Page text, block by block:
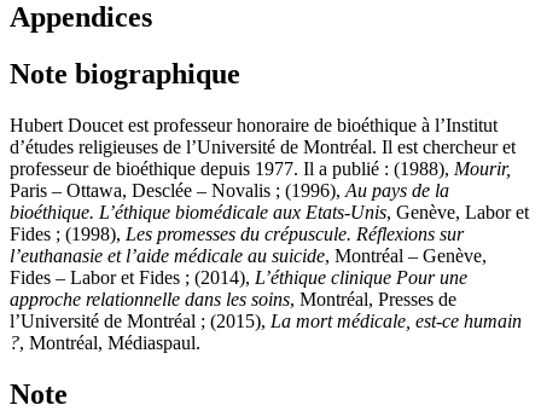
Appendices
Note biographique
Hubert Doucet est professeur honoraire de bioéthique à l’Institut
d’études religieuses de l’Université de Montréal. Il est chercheur et
professeur de bioéthique depuis 1977. Il a publié : (1988), Mourir,
Paris – Ottawa, Desclée – Novalis ; (1996), Au pays de la
bioéthique. L’éthique biomédicale aux Etats-Unis, Genève, Labor et
Fides ; (1998), Les promesses du crépuscule. Réflexions sur
l’euthanasie et l’aide médicale au suicide, Montréal – Genève,
Fides – Labor et Fides ; (2014), L’éthique clinique Pour une
approche relationnelle dans les soins, Montréal, Presses de
l’Université de Montréal ; (2015), La mort médicale, est-ce humain
?, Montréal, Médiaspaul.
Note